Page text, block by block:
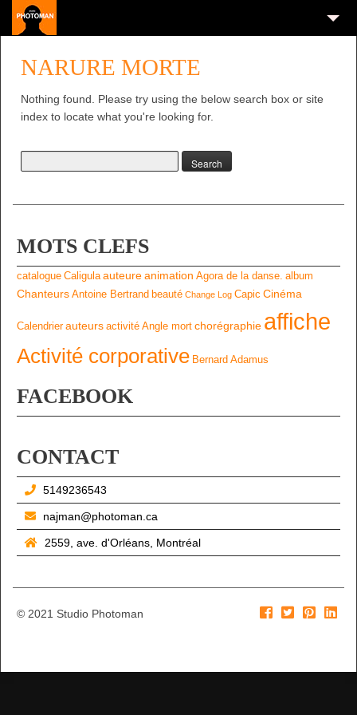
NARURE MORTE
Nothing found. Please try using the below search box or site
index to locate what you're looking for.
MOTS CLEFS
catalogue Caligula auteureanimation Agora de la danse. album
Chanteurs Antoine Bertrand beauté Change Log Capic Cinéma
Calendrier auteurs activité Angle mort chorégraphie affiche
Activité corporative Bernard Adamus
FACEBOOK
CONTACT
5149236543
najman@photoman.ca
2559, ave. d'Orléans, Montréal
© 2021 Studio Photoman